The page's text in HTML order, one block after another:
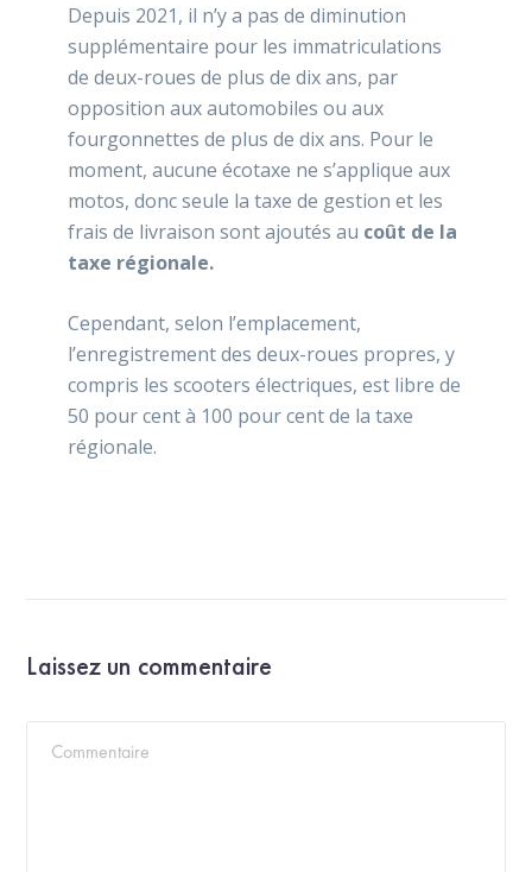
Depuis 2021, il n’y a pas de diminution
supplémentaire pour les immatriculations
de deux-roues de plus de dix ans, par
opposition aux automobiles ou aux
fourgonnettes de plus de dix ans. Pour le
moment, aucune écotaxe ne s’applique aux
motos, donc seule la taxe de gestion et les
frais de livraison sont ajoutés au coût de la
taxe régionale.
Cependant, selon l’emplacement,
l’enregistrement des deux-roues propres, y
compris les scooters électriques, est libre de
50 pour cent à 100 pour cent de la taxe
régionale.
Laissez un commentaire